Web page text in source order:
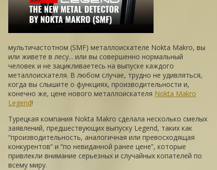
мультичастотном (SMF) металлоискателе Nokta Makro, вы
или живете в лесу... или вы совершенно нормальный
человек и не зацикливаетесь на выпуске каждого
металлоискателя. В любом случае, трудно не удивляться,
когда вы слышите о функциях, производительности и,
конечно же, цене нового металлоискателя Nokta Makro
Legend!
Турецкая компания Nokta Makro сделала несколько смелых
заявлений, предшествующих выпуску Legend, таких как
“производительность, аналогичная или превосходящая
конкурентов” и “по невиданной ранее цене”, которые
привлекли внимание серьезных и случайных копателей по
всему миру.